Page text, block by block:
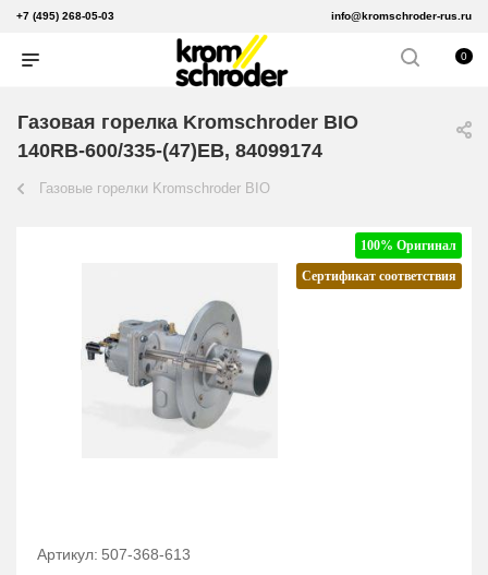
+7 (495) 268-05-03 info@kromschroder-rus.ru
0
Газовая горелка Kromschroder BIO
140RB-600/335-(47)EB, 84099174
Газовые горелки Kromschroder BIO
100% Оригинал
Сертификат соответствия
Артикул: 507-368-613